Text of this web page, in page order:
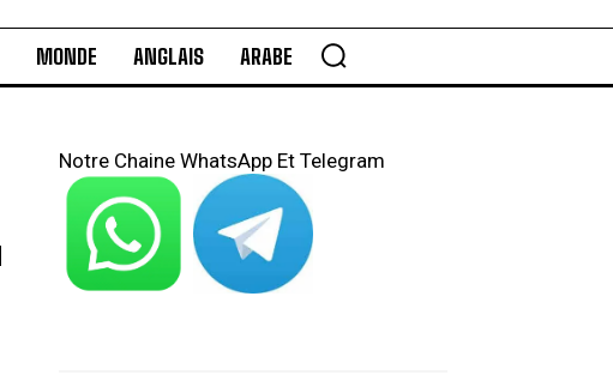
MONDE ANGLAIS ARABE
Notre Chaine WhatsApp Et Telegram